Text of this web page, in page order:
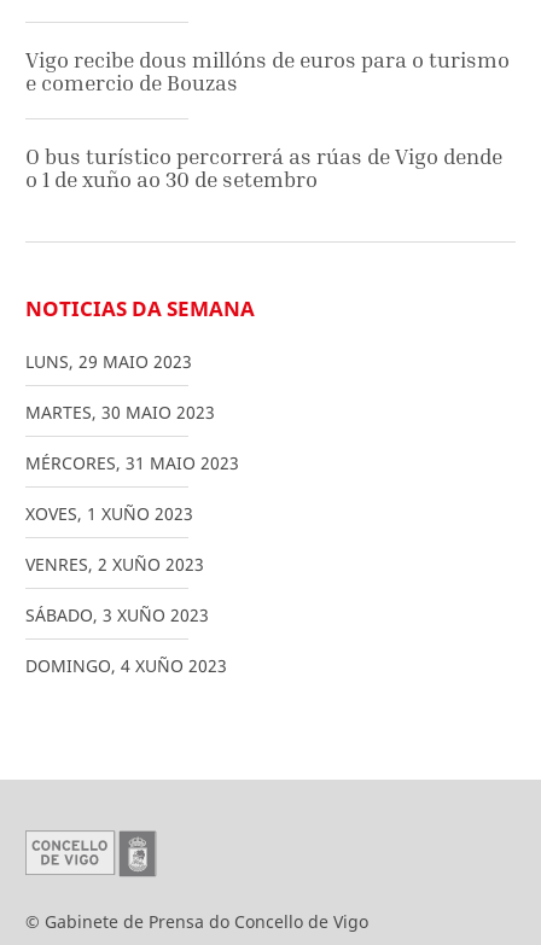
Vigo recibe dous millóns de euros para o turismo
e comercio de Bouzas
O bus turístico percorrerá as rúas de Vigo dende
o 1 de xuño ao 30 de setembro
NOTICIAS DA SEMANA
LUNS, 29 MAIO 2023
MARTES, 30 MAIO 2023
MÉRCORES, 31 MAIO 2023
XOVES, 1 XUÑO 2023
VENRES, 2 XUÑO 2023
SÁBADO, 3 XUÑO 2023
DOMINGO, 4 XUÑO 2023
© Gabinete de Prensa do Concello de Vigo